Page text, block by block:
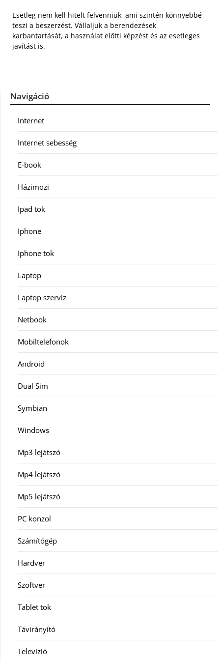
Esetleg nem kell hitelt felvenniük, ami szintén könnyebbé
teszi a beszerzést. Vállaljuk a berendezések
karbantartását, a használat előtti képzést és az esetleges
javítást is.
Navigáció
Internet
Internet sebesség
E-book
Házimozi
Ipad tok
Iphone
Iphone tok
Laptop
Laptop szerviz
Netbook
Mobiltelefonok
Android
Dual Sim
Symbian
Windows
Mp3 lejátszó
Mp4 lejátszó
Mp5 lejátszó
PC konzol
Számítógép
Hardver
Szoftver
Tablet tok
Távirányító
Televízió